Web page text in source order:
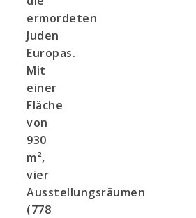
ermordeten
Juden
Europas.
Mit
einer
Fläche
von
930
m²,
vier
Ausstellungsräumen
(778